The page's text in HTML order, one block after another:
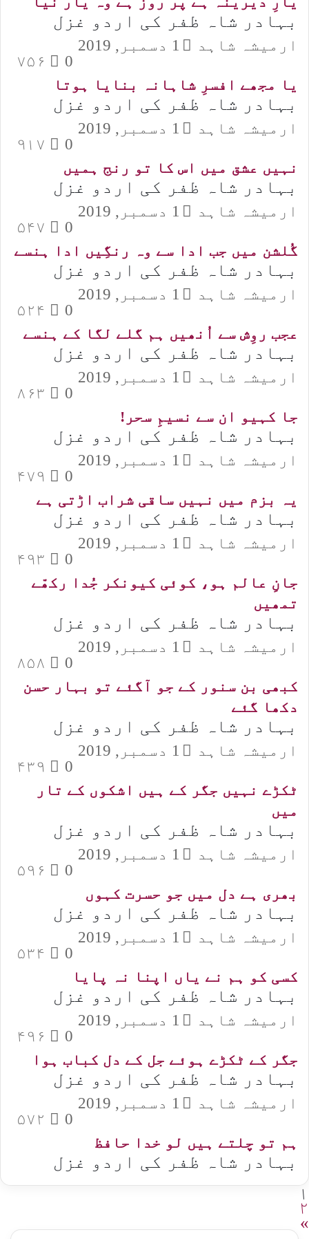
بہادر شاہ ظفر کی اردو غزل
ارمیشہ شاہد
1 دسمبر, 2019
0
یا مجھے افسرِ شاہانہ بنایا ہوتا
بہادر شاہ ظفر کی اردو غزل
ارمیشہ شاہد
1 دسمبر, 2019
0
نہیں عشق میں اس کا تو رنج ہمیں
بہادر شاہ ظفر کی اردو غزل
ارمیشہ شاہد
1 دسمبر, 2019
0
گُلشن میں جب ادا سے وہ رنگِیں ادا ہنسے
بہادر شاہ ظفر کی اردو غزل
ارمیشہ شاہد
1 دسمبر, 2019
0
عجب روِش سے اُنھیں ہم گلے لگا کے ہنسے
بہادر شاہ ظفر کی اردو غزل
ارمیشہ شاہد
1 دسمبر, 2019
0
جا کہیو ان سے نسیمِ سحر!
بہادر شاہ ظفر کی اردو غزل
ارمیشہ شاہد
1 دسمبر, 2019
0
یہ بزم میں نہیں ساقی شراب اڑتی ہے
بہادر شاہ ظفر کی اردو غزل
ارمیشہ شاہد
1 دسمبر, 2019
0
جانِ عالم ہو، کوئی کیونکر جُدا رکھّے
تمھیں
بہادر شاہ ظفر کی اردو غزل
ارمیشہ شاہد
1 دسمبر, 2019
0
کبھی بن سنور کے جو آگئے تو بہار حسن
دکھا گئے
بہادر شاہ ظفر کی اردو غزل
ارمیشہ شاہد
1 دسمبر, 2019
0
ٹکڑے نہیں جگر کے ہیں اشکوں کے تار
میں
بہادر شاہ ظفر کی اردو غزل
ارمیشہ شاہد
1 دسمبر, 2019
0
بھری ہے دل میں جو حسرت کہوں
بہادر شاہ ظفر کی اردو غزل
ارمیشہ شاہد
1 دسمبر, 2019
0
کسی کو ہم نے یاں اپنا نہ پایا
بہادر شاہ ظفر کی اردو غزل
ارمیشہ شاہد
1 دسمبر, 2019
0
جگر کے ٹکڑے ہوئے جل کے دل کباب ہوا
بہادر شاہ ظفر کی اردو غزل
ارمیشہ شاہد
1 دسمبر, 2019
0
ہم تو چلتے ہیں لو خدا حافظ
بہادر شاہ ظفر کی اردو غزل
۱
۲
»